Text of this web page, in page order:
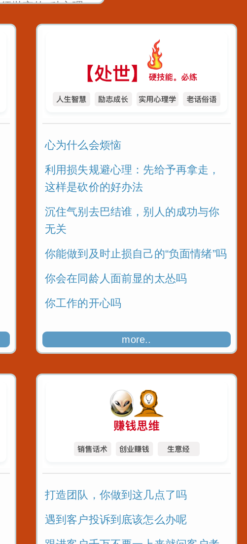
播基本功_直播话术
4
反复练习1w遍_主
5
须抛弃的6种心理
不出10年_你会后悔
不要随便帮人_否则
教你看人不走眼
对待不同人处世十
教你6招_没人能算
心为什么会烦恼
利用损失规避心理：先给予再拿走，
这样是砍价的好办法
沉住气别去巴结谁，别人的成功与你
无关
你能做到及时止损自己的“负面情绪”吗
你会在同龄人面前显的太怂吗
你工作的开心吗
more..
打造团队，你做到这几点了吗
遇到客户投诉到底该怎么办呢